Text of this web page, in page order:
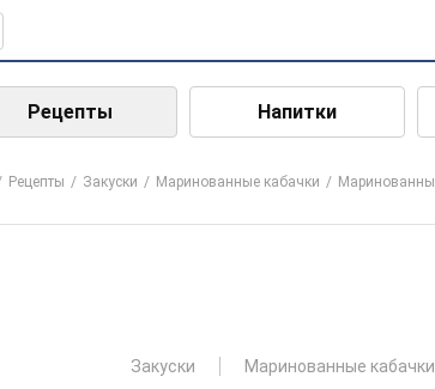
Рецепты Напитки
Рецепты Закуски Маринованные кабачки
Закуски Маринованные кабачки